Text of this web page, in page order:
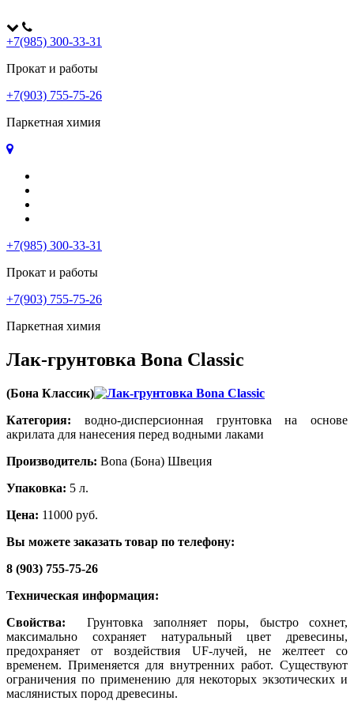
+7(985) 300-33-31
Прокат и работы
+7(903) 755-75-26
Паркетная химия
+7(985) 300-33-31
Прокат и работы
+7(903) 755-75-26
Паркетная химия
Лак-грунтовка Bona Classic
(Бона Классик)
Категория: водно-дисперсионная грунтовка на основе
акрилата для нанесения перед водными лаками
Производитель: Bona (Бона) Швеция
Упаковка: 5 л.
Цена: 11000 руб.
Вы можете заказать товар по телефону:
8 (903) 755-75-26
Техническая информация:
Свойства: Грунтовка заполняет поры, быстро сохнет,
максимально сохраняет натуральный цвет древесины,
предохраняет от воздействия UF-лучей, не желтеет со
временем. Применяется для внутренних работ. Существуют
ограничения по применению для некоторых экзотических и
маслянистых пород древесины.